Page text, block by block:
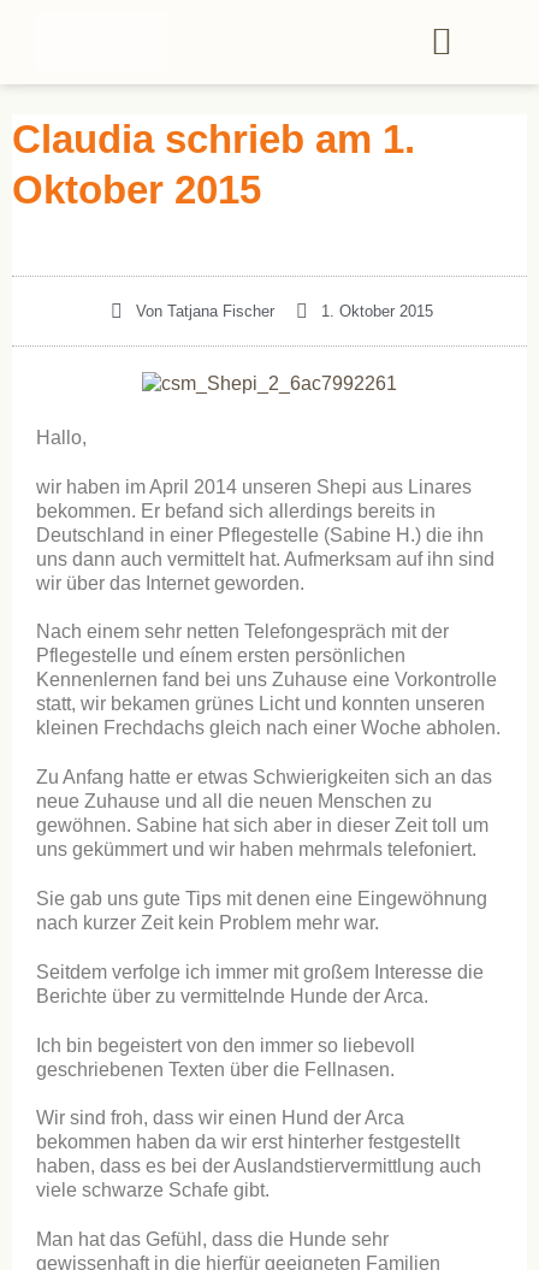
Claudia schrieb am 1.
Oktober 2015
VonTatjana Fischer 1. Oktober 2015
Hallo,
wir haben im April 2014 unseren Shepi aus Linares
bekommen. Er befand sich allerdings bereits in
Deutschland in einer Pflegestelle (Sabine H.) die ihn
uns dann auch vermittelt hat. Aufmerksam auf ihn sind
wir über das Internet geworden.
Nach einem sehr netten Telefongespräch mit der
Pflegestelle und eínem ersten persönlichen
Kennenlernen fand bei uns Zuhause eine Vorkontrolle
statt, wir bekamen grünes Licht und konnten unseren
kleinen Frechdachs gleich nach einer Woche abholen.
Zu Anfang hatte er etwas Schwierigkeiten sich an das
neue Zuhause und all die neuen Menschen zu
gewöhnen. Sabine hat sich aber in dieser Zeit toll um
uns gekümmert und wir haben mehrmals telefoniert.
Sie gab uns gute Tips mit denen eine Eingewöhnung
nach kurzer Zeit kein Problem mehr war.
Seitdem verfolge ich immer mit großem Interesse die
Berichte über zu vermittelnde Hunde der Arca.
Ich bin begeistert von den immer so liebevoll
geschriebenen Texten über die Fellnasen.
Wir sind froh, dass wir einen Hund der Arca
bekommen haben da wir erst hinterher festgestellt
haben, dass es bei der Auslandstiervermittlung auch
viele schwarze Schafe gibt.
Man hat das Gefühl, dass die Hunde sehr
gewissenhaft in die hierfür geeigneten Familien